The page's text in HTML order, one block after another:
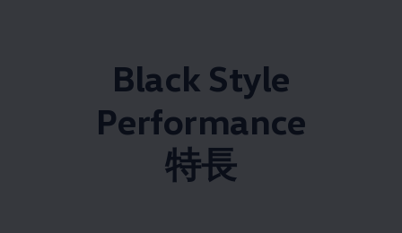
Black Style
Performance
特長​